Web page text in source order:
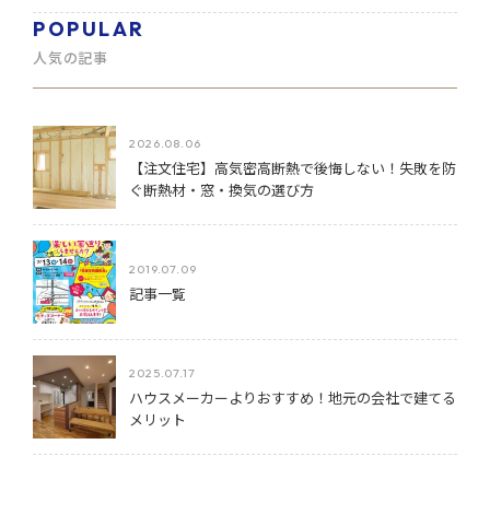
POPULAR
人気の記事
2026.08.06
【注文住宅】高気密高断熱で後悔しない！失敗を防
ぐ断熱材・窓・換気の選び方
2019.07.09
記事一覧
2025.07.17
ハウスメーカーよりおすすめ！地元の会社で建てる
メリット